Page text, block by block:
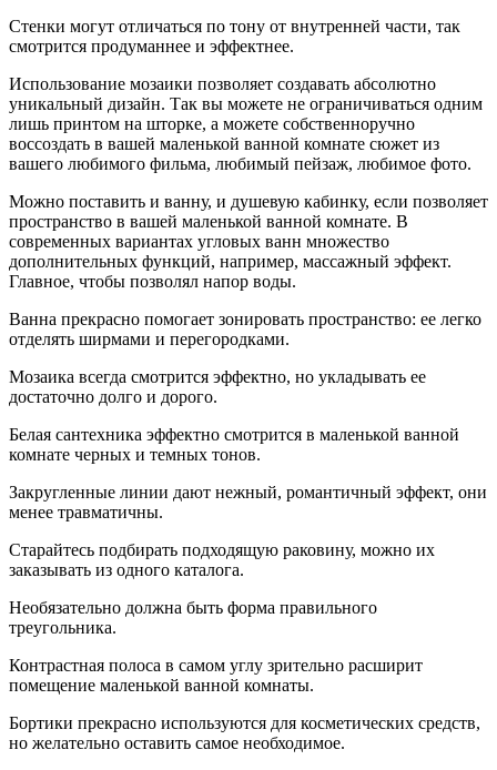
Стенки могут отличаться по тону от внутренней части, так
смотрится продуманнее и эффектнее.
Использование мозаики позволяет создавать абсолютно
уникальный дизайн. Так вы можете не ограничиваться одним
лишь принтом на шторке, а можете собственноручно
воссоздать в вашей маленькой ванной комнате сюжет из
вашего любимого фильма, любимый пейзаж, любимое фото.
Можно поставить и ванну, и душевую кабинку, если позволяет
пространство в вашей маленькой ванной комнате. В
современных вариантах угловых ванн множество
дополнительных функций, например, массажный эффект.
Главное, чтобы позволял напор воды.
Ванна прекрасно помогает зонировать пространство: ее легко
отделять ширмами и перегородками.
Мозаика всегда смотрится эффектно, но укладывать ее
достаточно долго и дорого.
Белая сантехника эффектно смотрится в маленькой ванной
комнате черных и темных тонов.
Закругленные линии дают нежный, романтичный эффект, они
менее травматичны.
Старайтесь подбирать подходящую раковину, можно их
заказывать из одного каталога.
Необязательно должна быть форма правильного
треугольника.
Контрастная полоса в самом углу зрительно расширит
помещение маленькой ванной комнаты.
Бортики прекрасно используются для косметических средств,
но желательно оставить самое необходимое.